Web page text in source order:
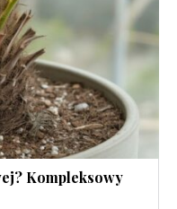
Kompleksowy